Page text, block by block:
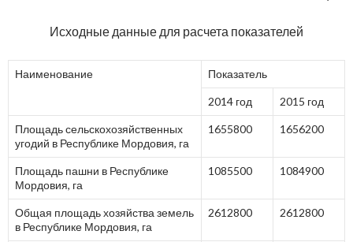
Исходные данные для расчета показателей
Наименование Показатель
2014 год 2015 год
Площадь сельскохозяйственных
угодий в Республике Мордовия, га
1655800 1656200
Площадь пашни в Республике
Мордовия, га
1085500 1084900
Общая площадь хозяйства земель
в Республике Мордовия, га
2612800 2612800